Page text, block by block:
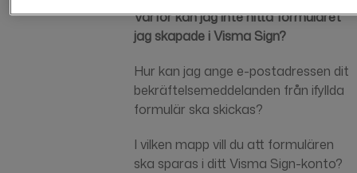
Varför kan jag inte hitta formuläret
jag skapade i Visma Sign?
Hur kan jag ange e-postadressen dit
bekräftelsemeddelanden från ifyllda
formulär ska skickas?
I vilken mapp vill du att formulären
ska sparas i ditt Visma Sign-konto?